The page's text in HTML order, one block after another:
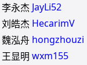
李永杰 JayLi52
刘皓杰 HecarimV
魏泓舟 hongzhouzi
王显明 wxm155